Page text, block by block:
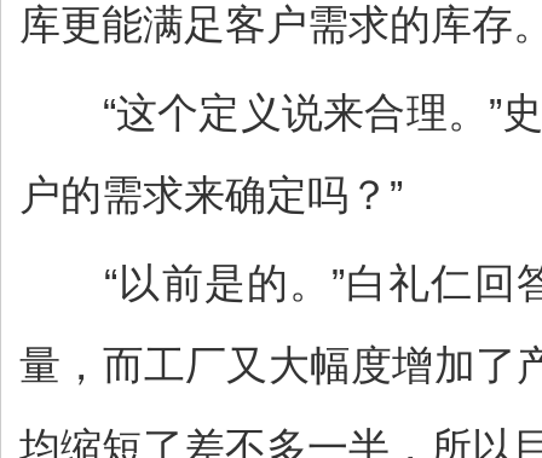
库更能满足客户需求的库存
“这个定义说来合理。”史
户的需求来确定吗？”
“以前是的。”白礼仁回
量，而工厂又大幅度增加了
均缩短了差不多一半，所以